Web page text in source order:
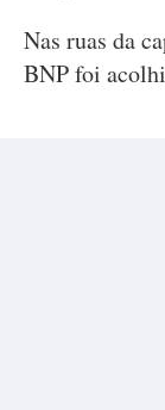
Nas ruas da
BNP foi